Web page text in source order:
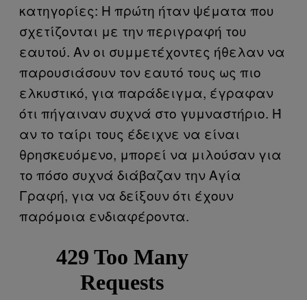
κατηγορίες: Η πρώτη ήταν ψέματα που
σχετίζονται με την περιγραφή του
εαυτού. Αν οι συμμετέχοντες ήθελαν να
παρουσιάσουν τον εαυτό τους ως πιο
ελκυστικό, για παράδειγμα, έγραφαν
ότι πήγαιναν συχνά στο γυμναστήριο. Ή
αν το ταίρι τους έδειχνε να είναι
θρησκευόμενο, μπορεί να μιλούσαν για
το πόσο συχνά διάβαζαν την Αγία
Γραφή, για να δείξουν ότι έχουν
παρόμοια ενδιαφέροντα.